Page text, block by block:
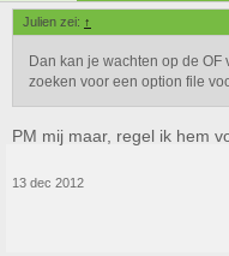
Julien zei: ↑
Dan kan je wachten op de OF
zoeken voor een option file
PM mij maar, regel ik hem
13 dec 2012